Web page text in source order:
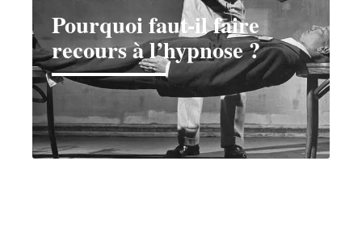
Pourquoi faut-il faire
recours à l’hypnose ?